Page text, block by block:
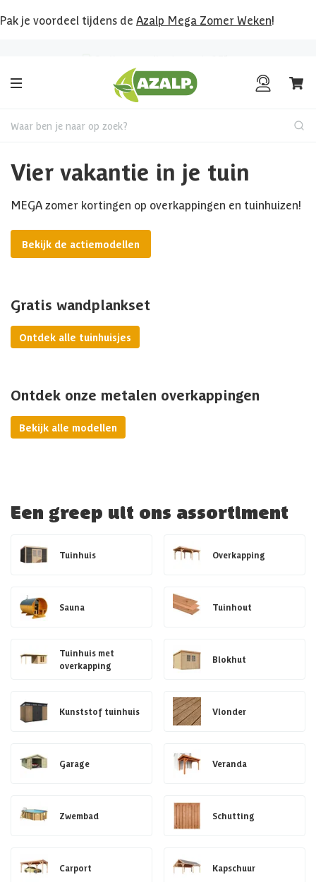
Pak je voordeel tijdens de Azalp Mega Zomer Weken!
Waar ben je naar op zoek?
Vier vakantie in je tuin
MEGA zomer kortingen op overkappingen en tuinhuizen!
Bekijk de actiemodellen
Gratis wandplankset
Ontdek alle tuinhuisjes
Ontdek onze metalen overkappingen
Bekijk alle modellen
Een greep uit ons assortiment
Tuinhuis Overkapping
Sauna Tuinhout
Tuinhuis met
overkapping
Blokhut
Kunststof tuinhuis Vlonder
Garage Veranda
Zwembad Schutting
Carport Kapschuur